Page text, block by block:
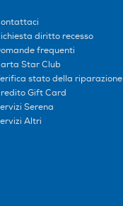
diritto recesso
frequenti
Star Club
stato della riparazione
Gift Card
Serena
Altri